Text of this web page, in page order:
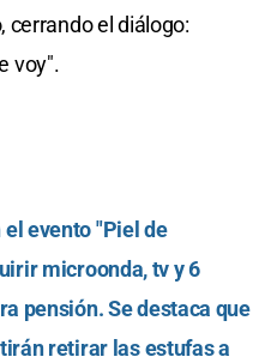
cerrando el diálogo:
voy".
evento "Piel de
microonda, tv y 6
pensión. Se destaca que
retirar las estufas a